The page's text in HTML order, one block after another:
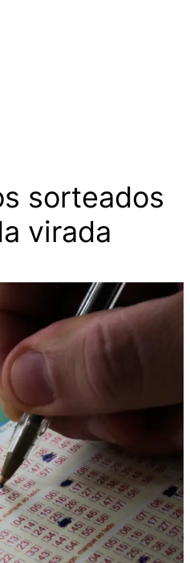
sorteados
virada